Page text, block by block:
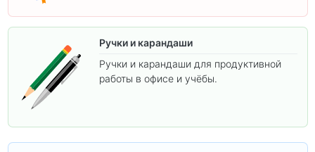
Ручки и карандаши
Ручки и карандаши для продуктивной
работы в офисе и учёбы.